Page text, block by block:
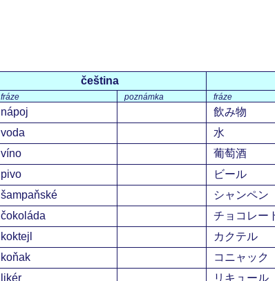
čeština
fráze poznámka fráze
nápoj 飲み物
voda
水
víno
葡萄酒
pivo
ビール
šampaňské
シャンペン
čokoláda
チョコレー
koktejl
カクテル
koňak
コニャック
likér
リキュール